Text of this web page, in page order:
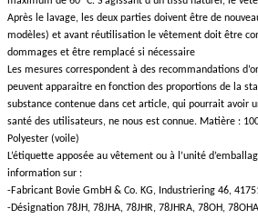
Après le lavage, les deux parties doivent être de
modèles) et avant réutilisation le vêtement doit être
dommages et être remplacé si nécessaire
Les mesures correspondent à des recommandations
peuvent apparaitre en fonction des proportions de la
substance contenue dans cet article, qui pourrait avoir
santé des utilisateurs, ne nous est connue. Matière :
Polyester (voile)
L’étiquette apposée au vêtement ou à l’unité
information sur :
-Fabricant Bovie GmbH & Co. KG, Industriering 46,
-Désignation 78JH, 78JHA, 78JHR, 78JHRA, 78OH,